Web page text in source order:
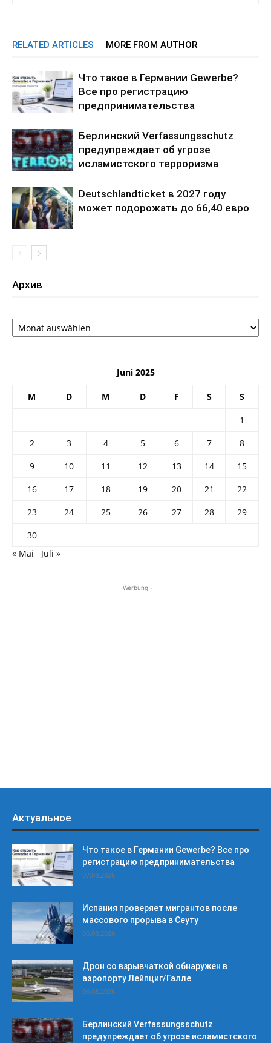
RELATED ARTICLES MORE FROM AUTHOR
Что такое в Германии Gewerbe?
Все про регистрацию
предпринимательства
Берлинский Verfassungsschutz
предупреждает об угрозе
исламистского терроризма
Deutschlandticket в 2027 году
может подорожать до 66,40 евро
Архив
Архив
Juni 2025
M D M D F S S
1
2
3 4 5 6 7
8
9
10 11 12 13 14
15
16
17 18 19 20 21
22
23
24 25 26 27 28
29
30
« Mai
Juli »
- Werbung -
Актуальное
Что такое в Германии Gewerbe? Все про
регистрацию предпринимательства
07.08.2026
Испания проверяет мигрантов после
массового прорыва в Сеуту
06.08.2026
Дрон со взрывчаткой обнаружен в
аэропорту Лейпциг/Галле
06.08.2026
Берлинский Verfassungsschutz
предупреждает об угрозе исламистского